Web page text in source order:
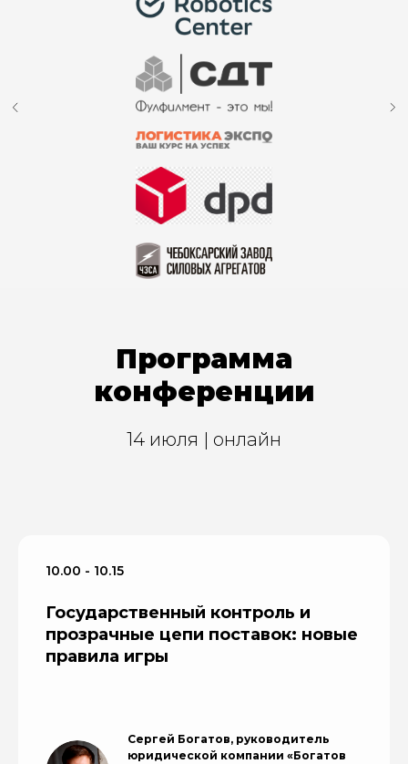
Программа
конференции
14 июля | онлайн
10.00 - 10.15
Государственный контроль и
прозрачные цепи поставок: новые
правила игры
Сергей Богатов, руководитель
юридической компании «Богатов